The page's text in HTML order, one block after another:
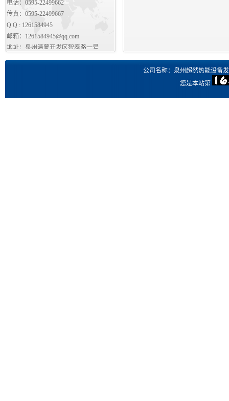
电话：0595-22499662
传真：0595-22499667
Q Q : 1261584945
邮箱： 1261584945@qq.com
地址：泉州清蒙开发区智泰路一号
公司名称：泉州超然热能设备
您是本站第